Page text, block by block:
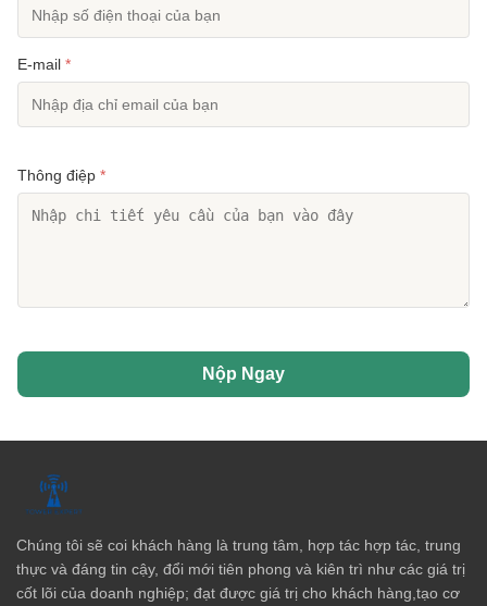
E-mail *
Thông điệp *
Nộp Ngay
Chúng tôi sẽ coi khách hàng là trung tâm, hợp tác hợp tác, trung
thực và đáng tin cậy, đổi mới tiên phong và kiên trì như các giá trị
cốt lõi của doanh nghiệp; đạt được giá trị cho khách hàng,tạo cơ